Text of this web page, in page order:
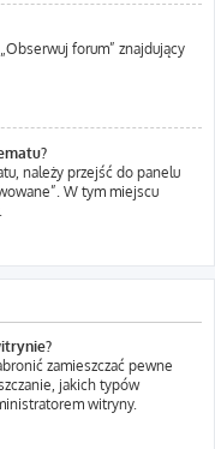
forum” znajdujący
należy przejść do panelu
W tym miejscu
zamieszczać pewne
jakich typów
witryny.